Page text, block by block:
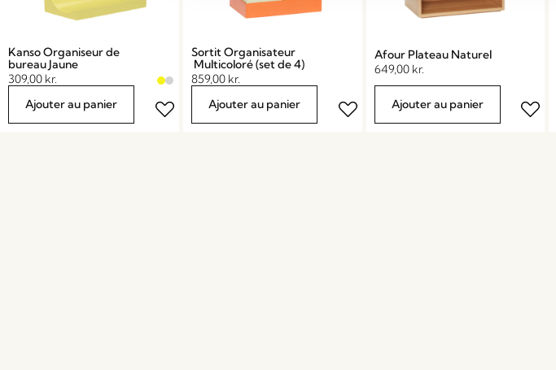
Kanso Organiseur de
bureau Jaune
309,00 kr.
Ajouter au panier
Sortit Organisateur
Multicoloré (set de 4)
859,00 kr.
Ajouter au panier
Afour Plateau Naturel
649,00 kr.
Ajouter au panier